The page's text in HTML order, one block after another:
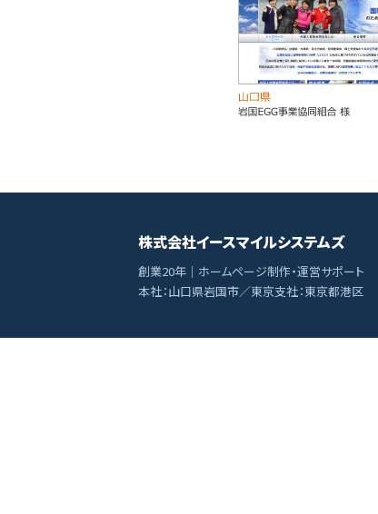
株式会社イースマイルシステムズ
創業20年｜ホームページ制作・運営サポート
本社：山口県岩国市／東京支社：東京都港区